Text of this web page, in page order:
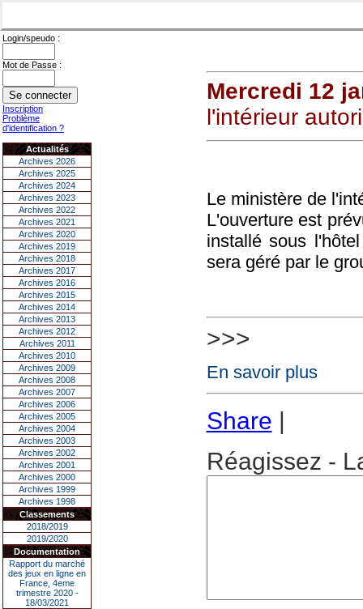
Login/speudo :
Mot de Passe :
Inscription
Problème
d'identification ?
Actualités
Archives 2026
Archives 2025
Archives 2024
Archives 2023
Archives 2022
Archives 2021
Archives 2020
Archives 2019
Archives 2018
Archives 2017
Archives 2016
Archives 2015
Archives 2014
Archives 2013
Archives 2012
Archives 2011
Archives 2010
Archives 2009
Archives 2008
Archives 2007
Archives 2006
Archives 2005
Archives 2004
Archives 2003
Archives 2002
Archives 2001
Archives 2000
Archives 1999
Archives 1998
Classements
2018/2019
2019/2020
Documentation
Rapport du marché
des jeux en ligne en
France, 4eme
trimestre 2020 -
18/03/2021
Mercredi 12
l'intérieur
Le ministère de
L'ouverture est
installé sous
sera géré par le
>>>
En savoir plus
Share |
Réagissez -